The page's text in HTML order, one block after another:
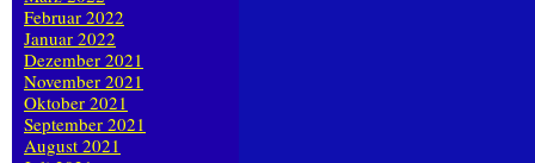
Februar 2022
Januar 2022
Dezember 2021
November 2021
Oktober 2021
September 2021
August 2021